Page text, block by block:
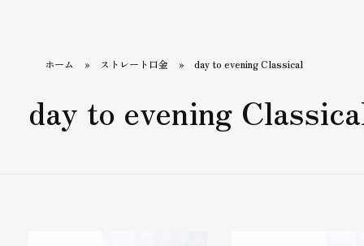
ホーム » ストレート口金 » day to evening Classical
day to evening